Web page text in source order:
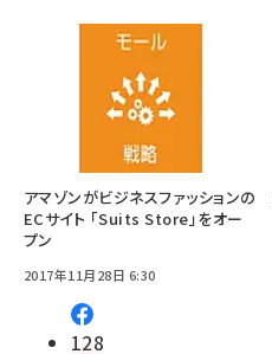
アマゾンがビジネスファッションの
ECサイト 「Suits Store」をオー
プン
2017年11月28日 6:30
128